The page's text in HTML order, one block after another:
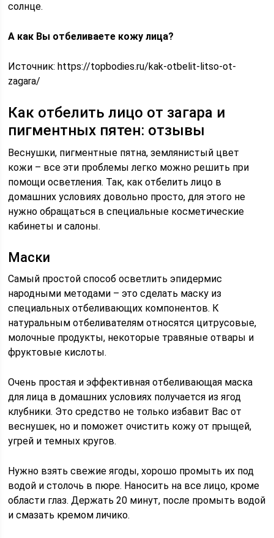
солнце.
А как Вы отбеливаете кожу лица?
Источник:https://topbodies.ru/kak-otbelit-litso-ot-
zagara/
Как отбелить лицо от загара и
пигментных пятен: отзывы
Веснушки, пигментные пятна, землянистый цвет
кожи – все эти проблемы легко можно решить при
помощи осветления. Так, как отбелить лицо в
домашних условиях довольно просто, для этого не
нужно обращаться в специальные косметические
кабинеты и салоны.
Маски
Самый простой способ осветлить эпидермис
народными методами – это сделать маску из
специальных отбеливающих компонентов. К
натуральным отбеливателям относятся цитрусовые,
молочные продукты, некоторые травяные отвары и
фруктовые кислоты.
Очень простая и эффективная отбеливающая маска
для лица в домашних условиях получается из ягод
клубники. Это средство не только избавит Вас от
веснушек, но и поможет очистить кожу от прыщей,
угрей и темных кругов.
Нужно взять свежие ягоды, хорошо промыть их под
водой и столочь в пюре. Наносить на все лицо, кроме
области глаз. Держать 20 минут, после промыть водой
и смазать кремом личико.